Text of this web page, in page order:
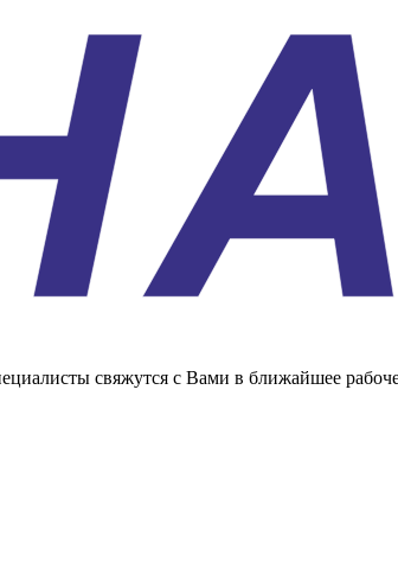
свяжутся с Вами в ближайшее